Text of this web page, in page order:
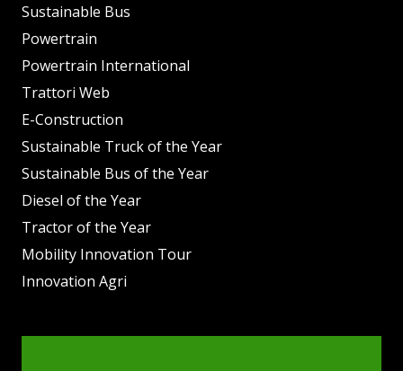
Sustainable Bus
Powertrain
Powertrain International
Trattori Web
E-Construction
Sustainable Truck of the Year
Sustainable Bus of the Year
Diesel of the Year
Tractor of the Year
Mobility Innovation Tour
Innovation Agri